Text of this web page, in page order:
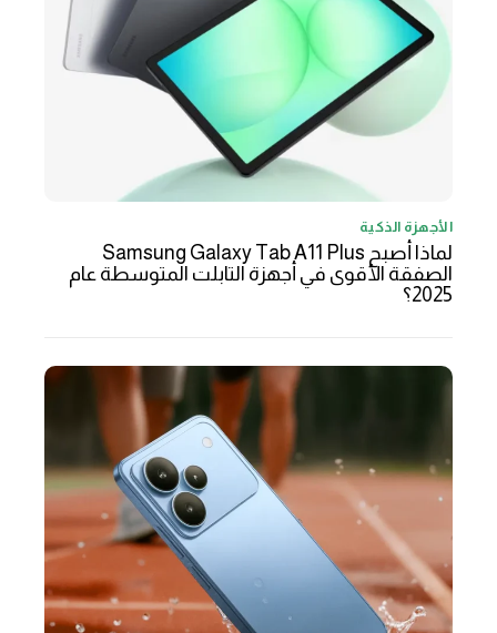
الأجهزة الذكية
لماذا أصبح Samsung Galaxy Tab A11 Plus
الصفقة الأقوى في أجهزة التابلت المتوسطة عام
2025؟